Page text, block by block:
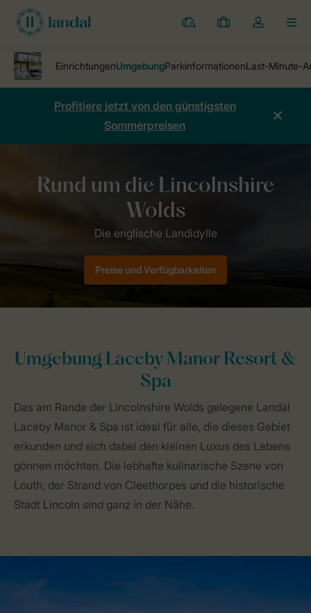
Ferienparks
Meine
Dropdown-
öffnen
Profitiere jetzt von den günstigsten
Sommerpreisen
Ferienparks Laceby Manor Resort & Spa Umgebung
Preise und Verfügbarkeiten
Umgebung Laceby Manor Resort &
Spa
Das am Rande der Lincolnshire Wolds gelegene Landal
Laceby Manor & Spa ist ideal für alle, die dieses Gebiet
erkunden und sich dabei den kleinen Luxus des Lebens
gönnen möchten. Die lebhafte kulinarische Szene von
Louth, der Strand von Cleethorpes und die historische
Stadt Lincoln sind ganz in der Nähe.